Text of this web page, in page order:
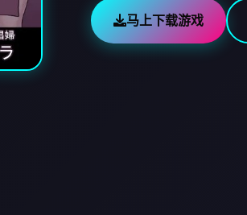
马上下载游戏